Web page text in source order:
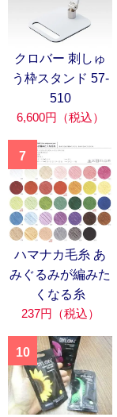
クロバー 刺しゅ
う枠スタンド 57-
510
6,600円（税込）
7
ハマナカ毛糸 あ
みぐるみが編みた
くなる糸
237円（税込）
10